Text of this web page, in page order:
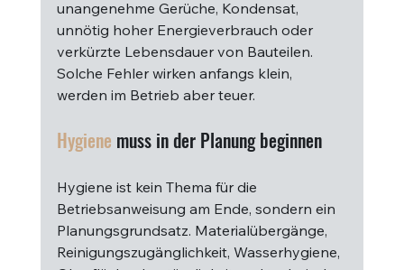
unangenehme Gerüche, Kondensat,
unnötig hoher Energieverbrauch oder
verkürzte Lebensdauer von Bauteilen.
Solche Fehler wirken anfangs klein,
werden im Betrieb aber teuer.
Hygiene muss in der Planung beginnen
Hygiene ist kein Thema für die
Betriebsanweisung am Ende, sondern ein
Planungsgrundsatz. Materialübergänge,
Reinigungszugänglichkeit, Wasserhygiene,